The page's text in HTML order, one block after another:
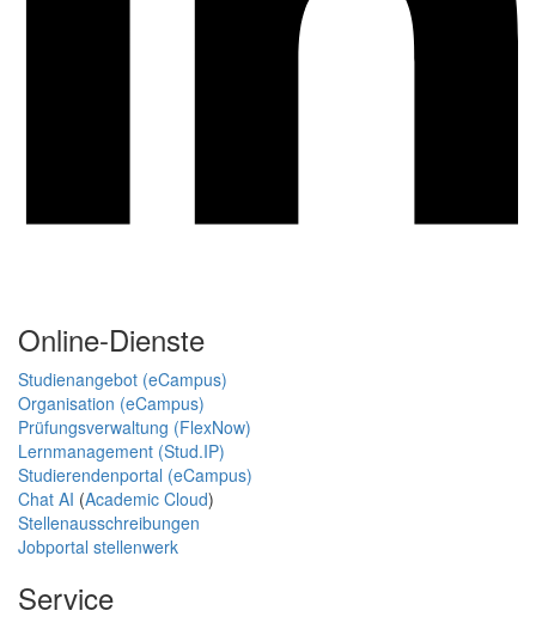
Online-Dienste
Studienangebot (eCampus)
Organisation (eCampus)
Prüfungsverwaltung (FlexNow)
Lernmanagement (Stud.IP)
Studierendenportal (eCampus)
Chat AI (Academic Cloud)
Stellenausschreibungen
Jobportal stellenwerk
Service